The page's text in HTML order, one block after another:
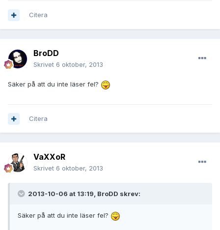
Citera
BroDD
Skrivet 6 oktober, 2013
Säker på att du inte läser fel?
Citera
VaXXoR
Skrivet 6 oktober, 2013
2013-10-06 at 13:19, BroDD skrev:
Säker på att du inte läser fel?